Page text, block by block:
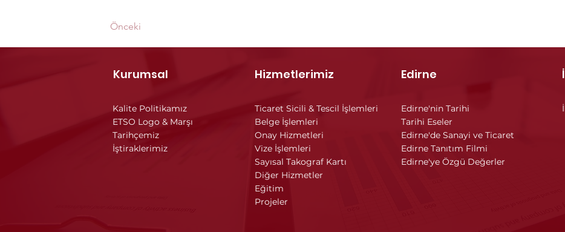
Önceki
Kurumsal Hizmetlerimiz Edirne
Kalite Politikamız
ETSO Logo & Marşı
Tarihçemiz
İştiraklerimiz
Ticaret Sicili & Tescil İşlemleri
Belge İşlemleri
Onay Hizmetleri
Vize İşlemleri
Sayısal Takograf Kartı
Diğer Hizmetler
Eğitim
Projeler
Edirne'nin Tarihi
Tarihi Eseler
Edirne'de Sanayi ve Ticaret
Edirne Tanıtım Filmi
Edirne'ye Özgü Değerler